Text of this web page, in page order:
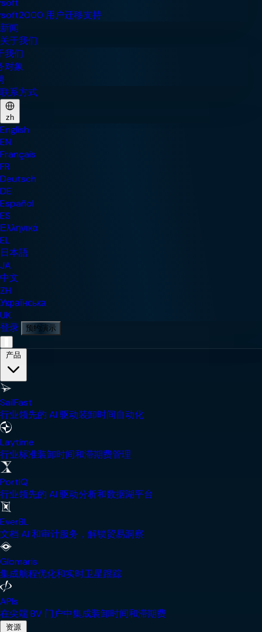
新闻
关于我们
联系方式
zh
English
EN
Français
FR
Deutsch
DE
Español
ES
Ελληνικά
EL
日本語
JA
中文
ZH
Українська
UK
登录
预约演示
移动导航菜单
产品
SailFast
行业领先的 AI 驱动装卸时间自动化
Laytime
行业标准装卸时间和滞期费管理
PortIQ
行业领先的 AI 驱动分析和数据湖平台
EverBL
文档 AI 和审计服务，解锁贸易洞察
Glomaris
集成航程优化和实时卫星跟踪
APIs
在尖端 BV 门户中集成装卸时间和滞期费
资源